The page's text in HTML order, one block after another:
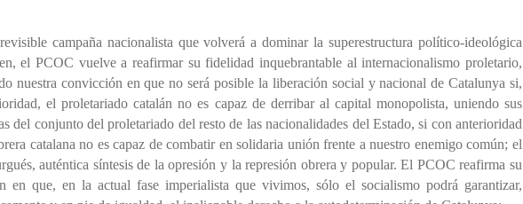
campaña nacionalista que volverá a dominar la superestructura político-ideológica
el PCOC vuelve a reafirmar su fidelidad inquebrantable al internacionalismo proletario,
nuestra convicción en que no será posible la liberación social y nacional de Catalunya si,
el proletariado catalán no es capaz de derribar al capital monopolista, uniendo sus
del conjunto del proletariado del resto de las nacionalidades del Estado, si con anterioridad
catalana no es capaz de combatir en solidaria unión frente a nuestro enemigo común; el
auténtica síntesis de la opresión y la represión obrera y popular. El PCOC reafirma su
en que, en la actual fase imperialista que vivimos, sólo el socialismo podrá garantizar,